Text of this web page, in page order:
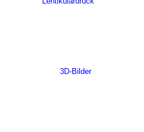
3D-Bilder